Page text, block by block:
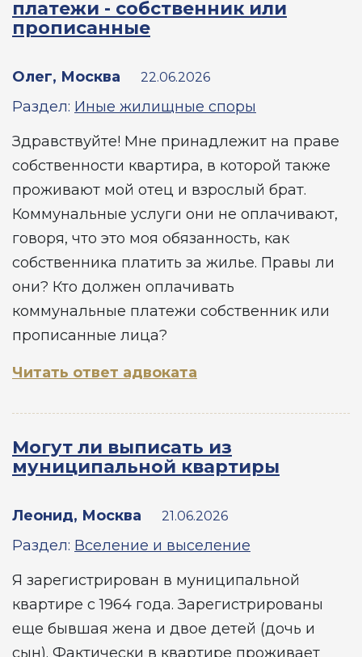
платежи - собственник или
прописанные
Олег, Москва 22.06.2026
Раздел: Иные жилищные споры
Здравствуйте! Мне принадлежит на праве
собственности квартира, в которой также
проживают мой отец и взрослый брат.
Коммунальные услуги они не оплачивают,
говоря, что это моя обязанность, как
собственника платить за жилье. Правы ли
они? Кто должен оплачивать
коммунальные платежи собственник или
прописанные лица?
Читать ответ адвоката
Могут ли выписать из
муниципальной квартиры
Леонид, Москва 21.06.2026
Раздел: Вселение и выселение
Я зарегистрирован в муниципальной
квартире с 1964 года. Зарегистрированы
еще бывшая жена и двое детей (дочь и
сын). Фактически в квартире проживает